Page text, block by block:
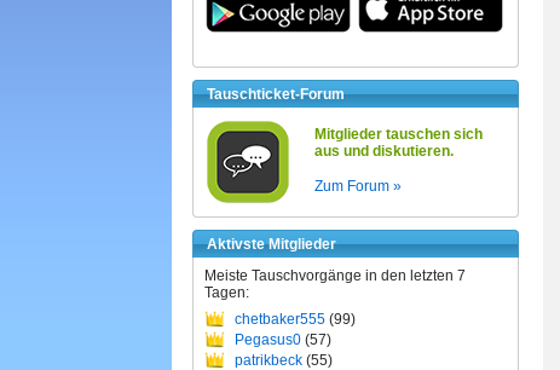
Tauschticket-Forum
Mitglieder tauschen sich
aus und diskutieren.
Zum Forum »
Aktivste Mitglieder
Meiste Tauschvorgänge in den letzten 7
Tagen:
chetbaker555 (99)
Pegasus0 (57)
patrikbeck (55)